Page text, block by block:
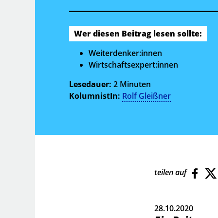
Wer diesen Beitrag lesen sollte:
Weiterdenker:innen
Wirtschaftsexpert:innen
Lesedauer: 2 Minuten
KolumnistIn: Rolf Gleißner
teilen auf
28.10.2020